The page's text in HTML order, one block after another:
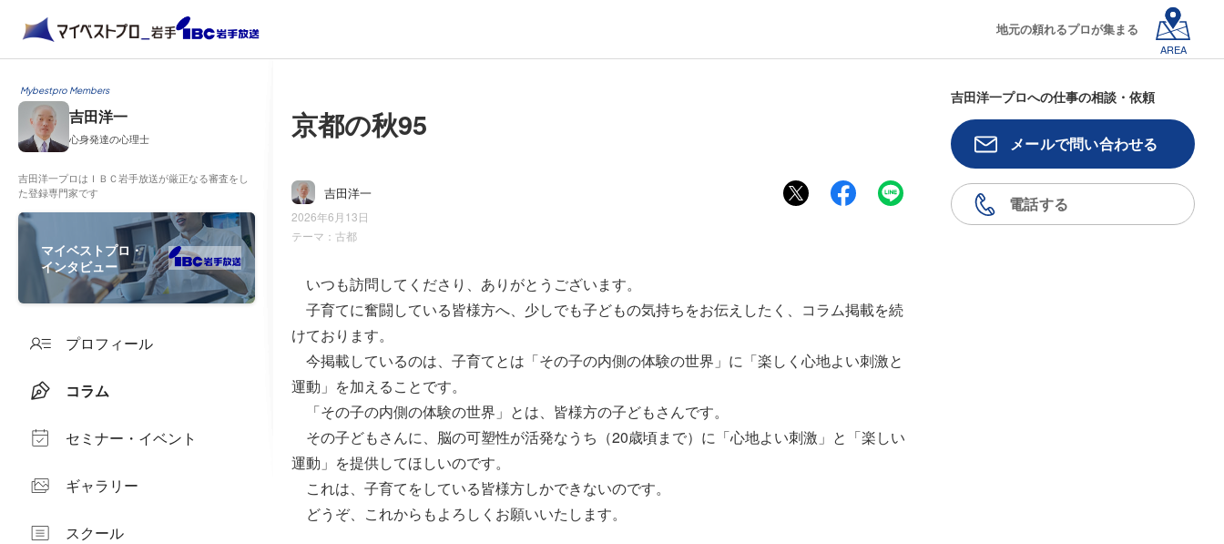
地元の頼れるプロが集まる
AREA
Mybestpro Members
吉田洋一
心身発達の心理士
吉田洋一プロはＩＢＣ岩手放送が厳正なる審査をし
た登録専門家です
マイベストプロ・
インタビュー
プロフィール
コラム
セミナー・イベント
ギャラリー
スクール
京都の秋95
吉田洋一
2026年6月13日
テーマ： 古都
いつも訪問してくださり、ありがとうございます。
子育てに奮闘している皆様方へ、少しでも子どもの気持ちをお伝えしたく、コラム掲載を続
けております。
今掲載しているのは、子育てとは「その子の内側の体験の世界」に「楽しく心地よい刺激と
運動」を加えることです。
「その子の内側の体験の世界」とは、皆様方の子どもさんです。
その子どもさんに、脳の可塑性が活発なうち（20歳頃まで）に「心地よい刺激」と「楽しい
運動」を提供してほしいのです。
これは、子育てをしている皆様方しかできないのです。
どうぞ、これからもよろしくお願いいたします。
吉田洋一プロへの仕事の相談・依頼
メールで問い合わせる
電話する